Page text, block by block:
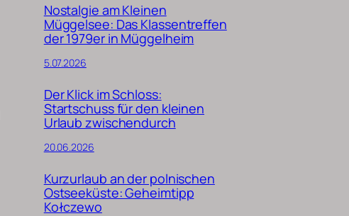
Nostalgie am Kleinen
Müggelsee: Das Klassentreffen
der 1979er in Müggelheim
5.07.2026
Der Klick im Schloss:
Startschuss für den kleinen
Urlaub zwischendurch
20.06.2026
Kurzurlaub an der polnischen
Ostseeküste: Geheimtipp
Kołczewo